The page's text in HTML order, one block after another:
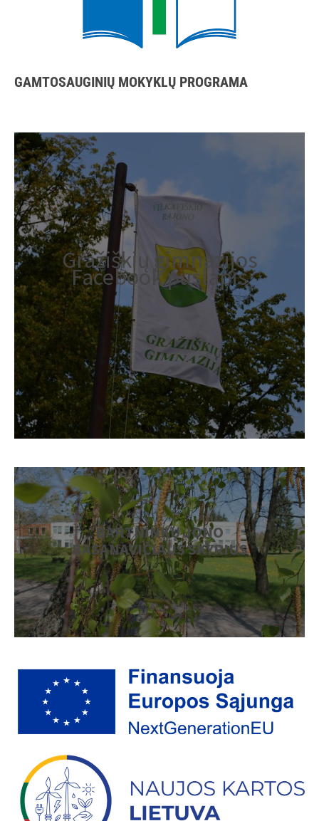
GAMTOSAUGINIŲ MOKYKLŲ PROGRAMA
Gražiškių gimnazijos
Facebook puslapis
BARTNINKŲ JONO
BASANAVIČIAUS SKYRIUS